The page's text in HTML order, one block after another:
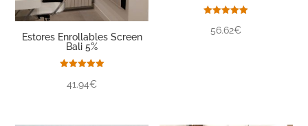
Estores Enrollables Screen
Bali 5%
con
41.94€
con
56.62€